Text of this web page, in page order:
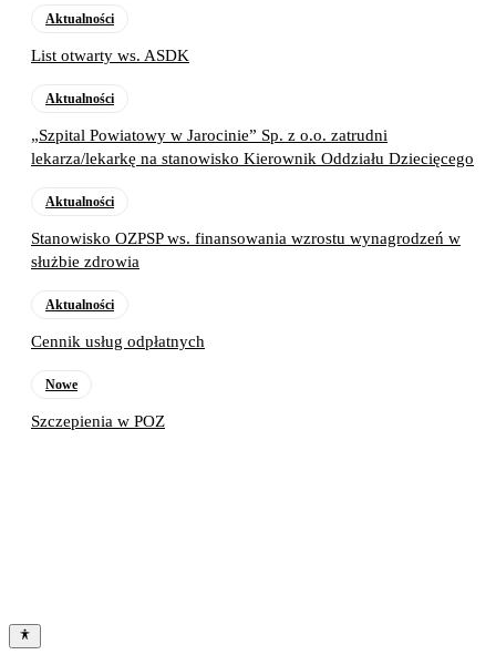
Aktualności
List otwarty ws. ASDK
Aktualności
„Szpital Powiatowy w Jarocinie” Sp. z o.o. zatrudni
lekarza/lekarkę na stanowisko Kierownik Oddziału Dziecięcego
Aktualności
Stanowisko OZPSP ws. finansowania wzrostu wynagrodzeń w
służbie zdrowia
Aktualności
Cennik usług odpłatnych
Nowe
Szczepienia w POZ